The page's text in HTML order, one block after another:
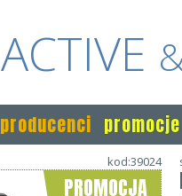
ACTIVE
producenci promocje
kod:39024
PROMOCJA